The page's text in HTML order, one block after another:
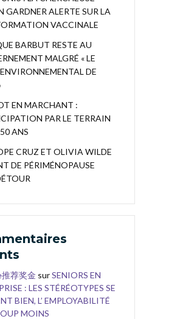
GARDNER ALERTE SUR LA
VACCINALE
BARBUT RESTE AU
MALGRÉ « LE
DE
EN MARCHANT :
PAR LE TERRAIN
ANS
CRUZ ET OLIVIA WILDE
DE PÉRIMÉNOPAUSE
荐奖金 surSENIORS EN
: LES STÉRÉOTYPES SE
BIEN, L’ EMPLOYABILITÉ
MOINS